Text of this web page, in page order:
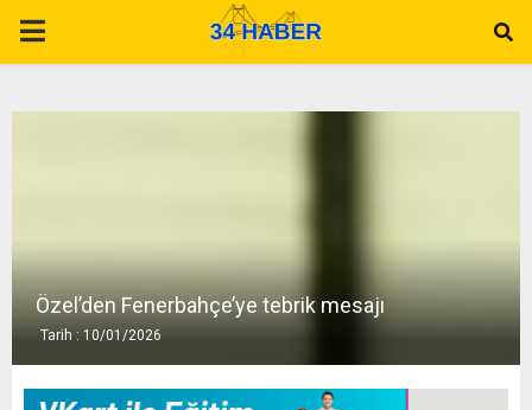
P
A
Özel’den Fenerbahçe’ye tebrik mesajı
Tarih : 10/01/2026